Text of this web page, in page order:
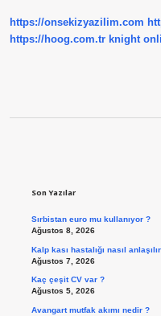
https://onsekizyazilim.com
https://hoog.com.tr knight
Son Yazılar
Sırbistan euro mu kullanıyor ?
Ağustos 8, 2026
Kalp kası hastalığı nasıl
Ağustos 7, 2026
Kaç çeşit CV var ?
Ağustos 5, 2026
Avangart mutfak akımı nedir ?